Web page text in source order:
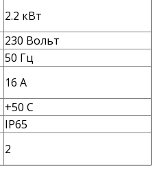
2.2 кВт
230 Вольт
50 Гц
16 А
+50 С
IP65
2